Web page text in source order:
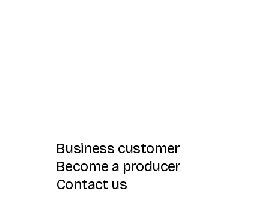
Business customer
Become a producer
Contact us